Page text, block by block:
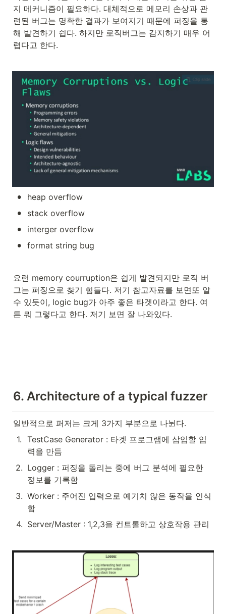
지 메커니즘이 필요하다. 대체적으로 메모리 손상과 관
련된 버그는 명확한 결과가 보여지기 때문에 퍼징을 통
해 발견하기 쉽다. 하지만 로직버그는 감지하기 매우 어
렵다고 한다.
• heap overflow
• stack overflow
• interger overflow
• format string bug
요런 memory courruption은 쉽게 발견되지만 로직 버
그는 퍼징으로 찾기 힘들다. 저기 참고자료를 보면또 알
수 있듯이, logic bug가 아주 좋은 타겟이라고 한다. 여
튼 뭐 그렇다고 한다. 저기 보면 잘 나와있다.
6. Architecture of a typical fuzzer
일반적으로 퍼저는 크게 3가지 부분으로 나뉜다.
1. TestCase Generator : 타겟 프로그램에 삽입할 입
력을 만듬
2. Logger : 퍼징을 돌리는 중에 버그 분석에 필요한
정보를 기록함
3. Worker : 주어진 입력으로 예기치 않은 동작을 인식
함
4. Server/Master : 1,2,3을 컨트롤하고 상호작용 관리